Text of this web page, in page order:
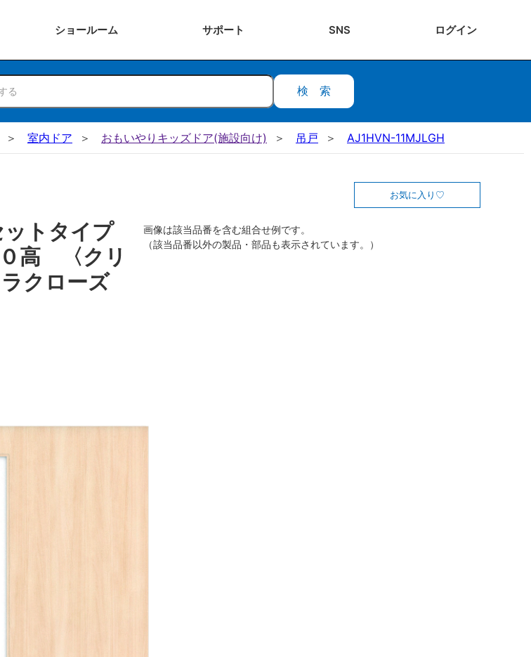
ショールーム サポート SNS ログイン
検索
室内ドア おもいやりキッズドア(施設向け) 吊戸 AJ1HVN-11MJLGH
トタイプ
高 〈クリ
クローズ
お気に入り
画像は該当品番を含む組合せ例です。
（該当品番以外の製品・部品も表示されています。）